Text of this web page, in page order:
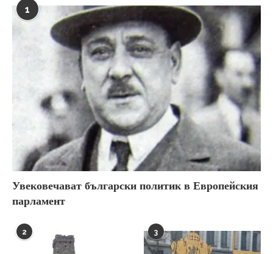
1
Увековечават български политик в Европейския
парламент
2 3